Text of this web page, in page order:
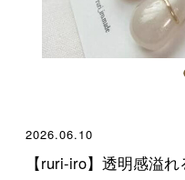
2026.06.10
【ruri-iro】透明感溢